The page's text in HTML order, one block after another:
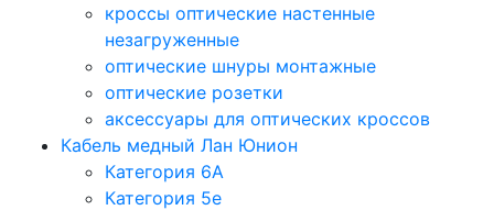
кроссы оптические настенные
незагруженные
оптические шнуры монтажные
оптические розетки
аксессуары для оптических кроссов
Кабель медный Лан Юнион
Категория 6A
Категория 5e